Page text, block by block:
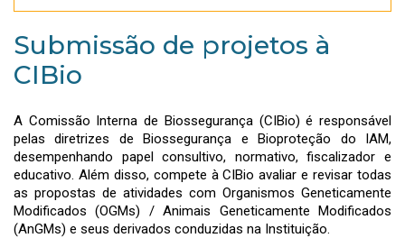
Submissão de projetos à
CIBio
A Comissão Interna de Biossegurança (CIBio) é responsável
pelas diretrizes de Biossegurança e Bioproteção do IAM,
desempenhando papel consultivo, normativo, fiscalizador e
educativo. Além disso, compete à CIBio avaliar e revisar todas
as propostas de atividades com Organismos Geneticamente
Modificados (OGMs) / Animais Geneticamente Modificados
(AnGMs) e seus derivados conduzidas na Instituição.